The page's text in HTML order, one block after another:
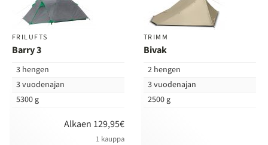
FRILUFTS
Barry 3
3 hengen
3 vuodenajan
5300 g
Alkaen 129,95€
1 kauppa
TRIMM
Bivak
2 hengen
3 vuodenajan
2500 g